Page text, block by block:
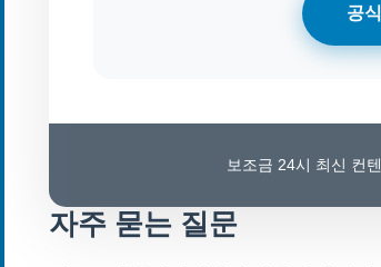
공
보조금 24시 최신 컨
자주 묻는 질문